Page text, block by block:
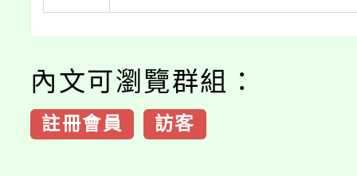
內文可瀏覽群組：
註冊會員 訪客